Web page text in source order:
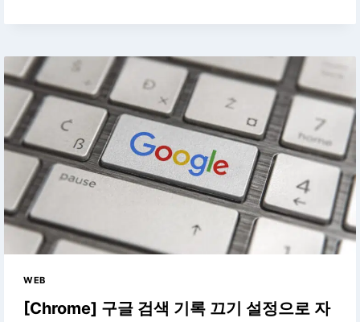
WEB
[Chrome] 구글 검색 기록 끄기 설정으로 자